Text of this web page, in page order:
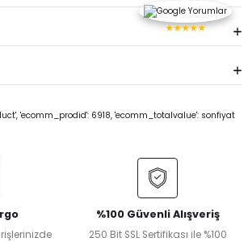
'ecomm_prodid': 6918, 'ecomm_totalvalue': sonfiyat
%100 Güvenli Alışveriş
250 Bit SSL Sertifikası ile %100
★★★★★